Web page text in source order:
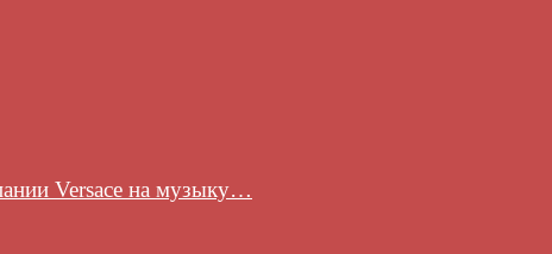
Versace на музыку…